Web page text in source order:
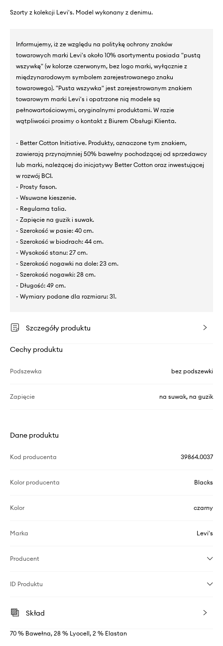
Szorty z kolekcji Levi's. Model wykonany z denimu.
Informujemy, iż ze względu na politykę ochrony znaków
towarowych marki Levi's około 10% asortymentu posiada "pustą
wszywkę" (w kolorze czerwonym, bez logo marki, wyłącznie z
międzynarodowym symbolem zarejestrowanego znaku
towarowego). "Pusta wszywka" jest zarejestrowanym znakiem
towarowym marki Levi's i opatrzone nią modele są
pełnowartościowymi, oryginalnymi produktami. W razie
wątpliwości prosimy o kontakt z Biurem Obsługi Klienta.
- Better Cotton Initiative. Produkty, oznaczone tym znakiem,
zawierają przynajmniej 50% bawełny pochodzącej od sprzedawcy
lub marki, należącej do inicjatywy Better Cotton oraz inwestującej
w rozwój BCI.
- Prosty fason.
- Wsuwane kieszenie.
- Regularna talia.
- Zapięcie na guzik i suwak.
- Szerokość w pasie: 40 cm.
- Szerokość w biodrach: 44 cm.
- Wysokość stanu: 27 cm.
- Szerokość nogawki na dole: 23 cm.
- Szerokość nogawki: 28 cm.
- Długość: 49 cm.
- Wymiary podane dla rozmiaru: 31.
Szczegóły produktu
Cechy produktu
Podszewka bez podszewki
Zapięcie na suwak, na guzik
Dane produktu
Kod producenta 39864.0037
Kolor producenta Blacks
Kolor czarny
Marka Levi's
Producent
ID Produktu
Skład
70 % Bawełna, 28 % Lyocell, 2 % Elastan